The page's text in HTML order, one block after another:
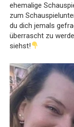
ehemalige
zum
du dich jemals
überrascht zu
siehst!